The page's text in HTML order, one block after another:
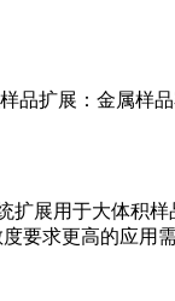
品扩展：金属样
扩展用于大体积样
要求更高的应用需